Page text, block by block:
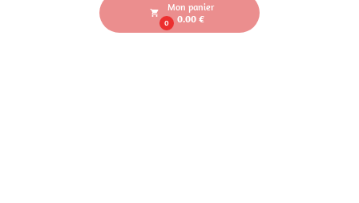
local_grocery_store
0
Mon panier
0.00 €